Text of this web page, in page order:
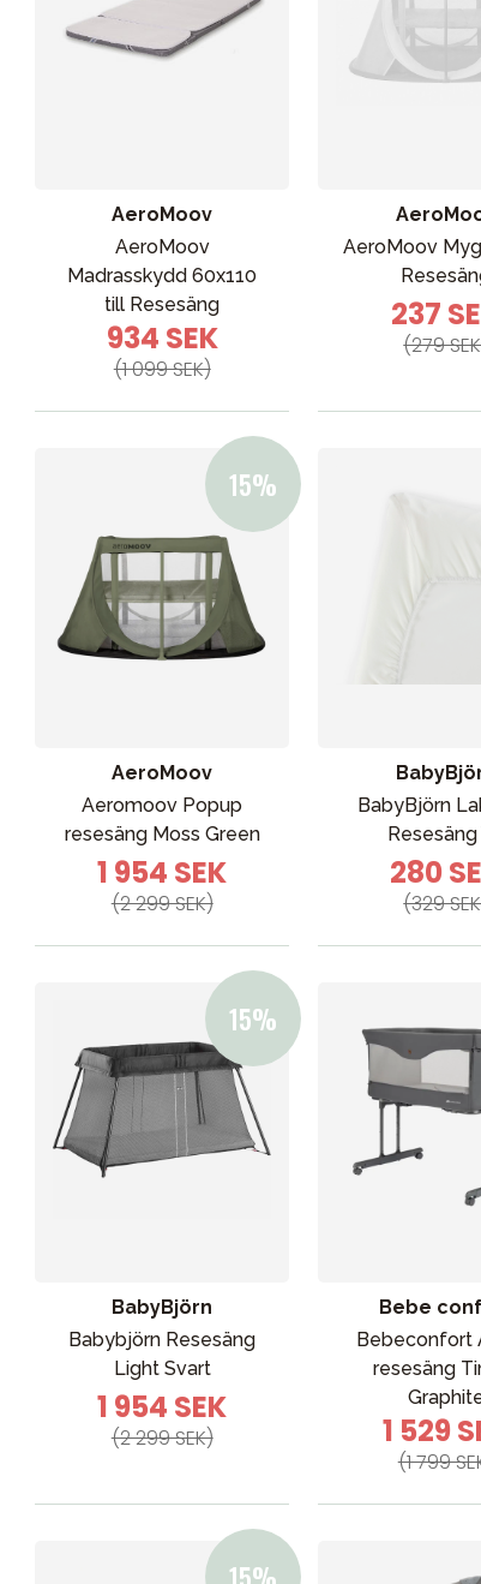
AeroMoov
AeroMoov
Madrasskydd 60x110
till Resesäng
934 SEK
(1 099 SEK)
AeroMoov
237
(279
AeroMoov
Aeromoov Popup
resesäng Moss Green
1 954 SEK
(2 299 SEK)
BabyBjörn
Resesäng
280
(329
BabyBjörn
Babybjörn Resesäng
Light Svart
1 954 SEK
(2 299 SEK)
Bebe
Bebeconfort
resesäng
1 529
(1 799
Leksaker
Sol och bad Guider